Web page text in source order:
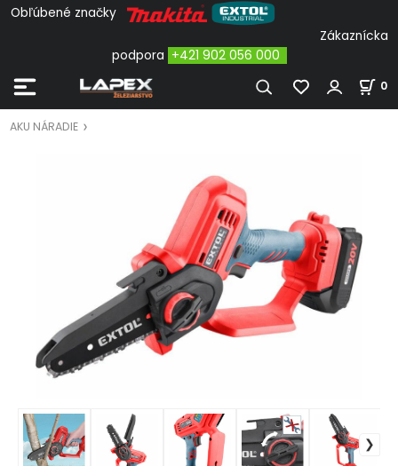
Obľúbené značky
Zákaznícka
podpora +421 902 056 000
0
AKU NÁRADIE